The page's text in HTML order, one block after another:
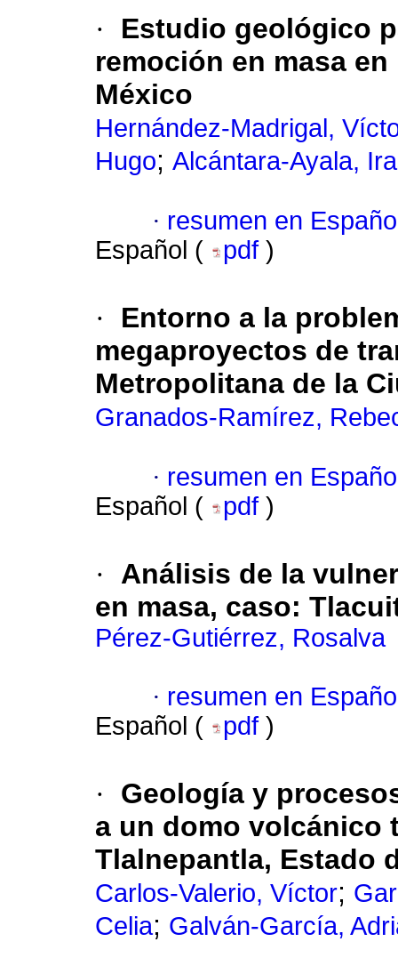
·
Estudio geológico
remoción en masa
México
Hernández-Madrigal,
Hugo; Alcántara-Ayala,
· resumen en
Español (
pdf )
·
Entorno a la
megaproyectos de
Metropolitana de la
Granados-Ramírez,
· resumen en
Español (
pdf )
·
Análisis de la
en masa, caso:
Pérez-Gutiérrez, Rosalva
· resumen en
Español (
pdf )
·
Geología y
a un domo volcánico
Tlalnepantla, Estado
Carlos-Valerio, Víctor;
Celia; Galván-García,